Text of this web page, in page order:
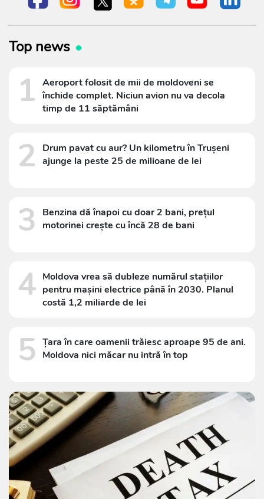
Top news
1 Aeroport folosit de mii de moldoveni se
închide complet. Niciun avion nu va decola
timp de 11 săptămâni
2
Drum pavat cu aur? Un kilometru în Trușeni
ajunge la peste 25 de milioane de lei
3
Benzina dă înapoi cu doar 2 bani, prețul
motorinei crește cu încă 28 de bani
4 Moldova vrea să dubleze numărul stațiilor
pentru mașini electrice până în 2030. Planul
costă 1,2 miliarde de lei
5 Țara în care oamenii trăiesc aproape 95 de ani.
Moldova nici măcar nu intră în top